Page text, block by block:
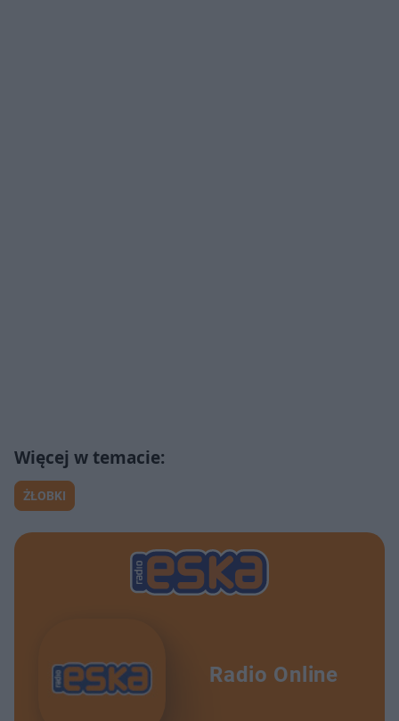
ŻŁOBKI
Radio Online